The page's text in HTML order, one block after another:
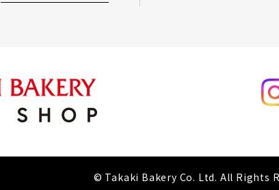
© Takaki Bakery Co. Ltd. All Rights